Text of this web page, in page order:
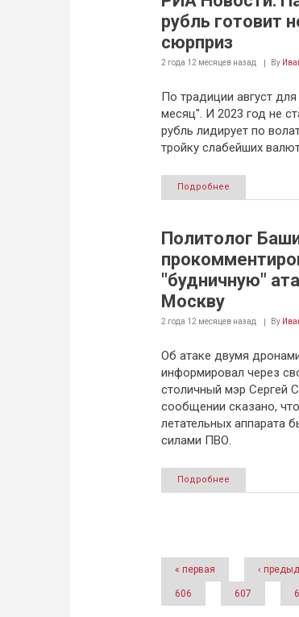
рубль готовит
сюрприз
2 года 12 месяцевназад By
По традиции август
месяц". И 2023 год не
рубль лидирует по
тройку слабейших
Подробнее
Политолог
"будничную"
Москву
2 года 12 месяцевназад By
Об атаке двумя
информировал через
столичный мэр Сергей
сообщении сказано,
летательных аппарата
силами ПВО.
Подробнее
Страницы
« первая ‹
606 607